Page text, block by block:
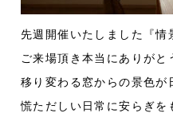
先週開催いたしました『情
ご来場頂き本当にありがと
移り変わる窓からの景色が
慌ただしい日常に安らぎ